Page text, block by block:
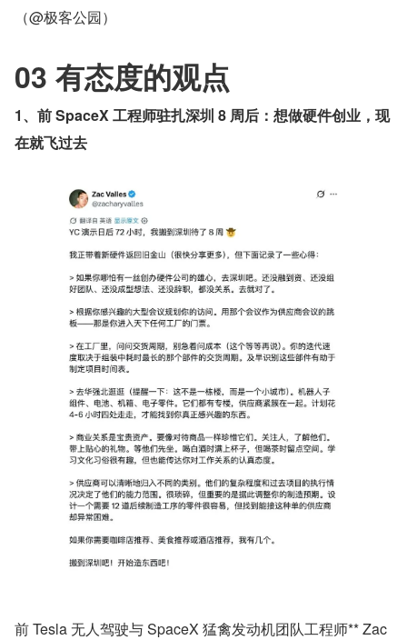
（@极客公园）
03 有态度的观点
1、前 SpaceX 工程师驻扎深圳 8 周后：想做硬件创业，现
在就飞过去
前 Tesla 无人驾驶与 SpaceX 猛禽发动机团队工程师** Zac